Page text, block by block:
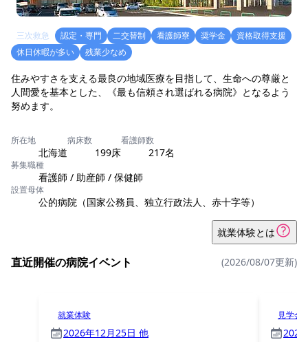
三次救急 認定・専門 二交替制 看護師寮 奨学金
資格取得支援
休日休暇が多い
残業少なめ
住みやすさを支える最良の地域医療を目指して、生命への尊厳と
人間愛を基本とした、《最も信頼され選ばれる病院》となるよう
努めます。
所在地
北海道
病床数
199床
看護師数
217名
募集職種
看護師 / 助産師 / 保健師
設置母体
公的病院（国家公務員、独立行政法人、赤十字等）
就業体験とは
直近開催の病院イベント (2026/08/07更新)
就業体験
2026年12月25日 他
見学会
2026